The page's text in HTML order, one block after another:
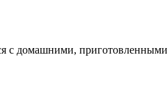
с домашними,